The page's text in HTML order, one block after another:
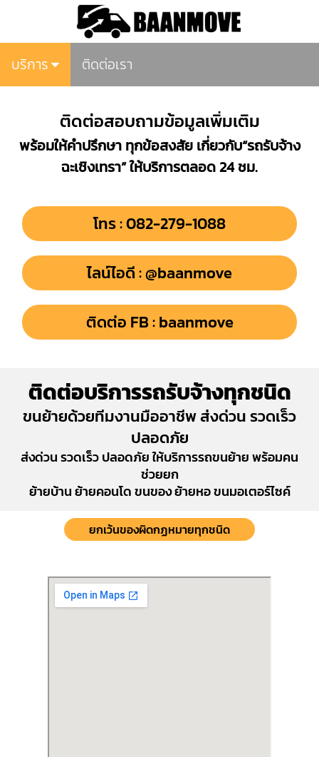
บริการ ติดต่อเรา
ติดต่อสอบถามข้อมูลเพิ่มเติม
พร้อมให้คำปรึกษา ทุกข้อสงสัย เกี่ยวกับ“รถรับจ้าง
ฉะเชิงเทรา” ให้บริการตลอด 24 ชม.
โทร : 082-279-1088
ไลน์ไอดี : @baanmove
ติดต่อ FB : baanmove
ติดต่อบริการรถรับจ้างทุกชนิด
ขนย้ายด้วยทีมงานมืออาชีพ ส่งด่วน รวดเร็ว
ปลอดภัย
ส่งด่วน รวดเร็ว ปลอดภัย ให้บริการรถขนย้าย พร้อมคน
ช่วยยก
ย้ายบ้าน ย้ายคอนโด ขนของ ย้ายหอ ขนมอเตอร์ไซค์
ยกเว้นของผิดกฏหมายทุกชนิด